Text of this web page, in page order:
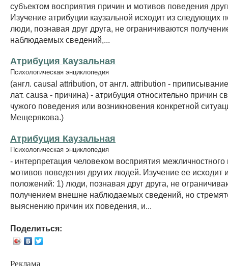
субъектом восприятия причин и мотивов поведения
Изучение атрибуции каузальной исходит из следующих
люди, познавая друг друга, не ограничиваются
наблюдаемых сведений,...
Атрибуция Каузальная
Психологическая энциклопедия
(англ. causal attribution, от англ. attribution -
лат. causa - причина) - атрибуция относительно причин
чужого поведения или возникновения конкретной
Мещерякова.)
Атрибуция Каузальная
Психологическая энциклопедия
- интерпретация человеком восприятия межличностного
мотивов поведения других людей. Изучение ее исходит
положений: 1) люди, познавая друг друга, не
получением внешне наблюдаемых сведений, но
выяснению причин их поведения, и...
Поделиться:
Реклама